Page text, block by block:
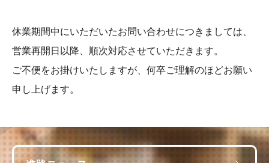
休業期間中にいただいたお問い合わせにつきましては、
営業再開日以降、順次対応させていただきます。
ご不便をお掛けいたしますが、何卒ご理解のほどお願い
申し上げます。